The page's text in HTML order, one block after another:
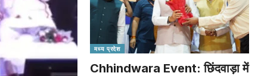
मध्य प्रदेश
Chhindwara Event: छिंदवाड़ा में